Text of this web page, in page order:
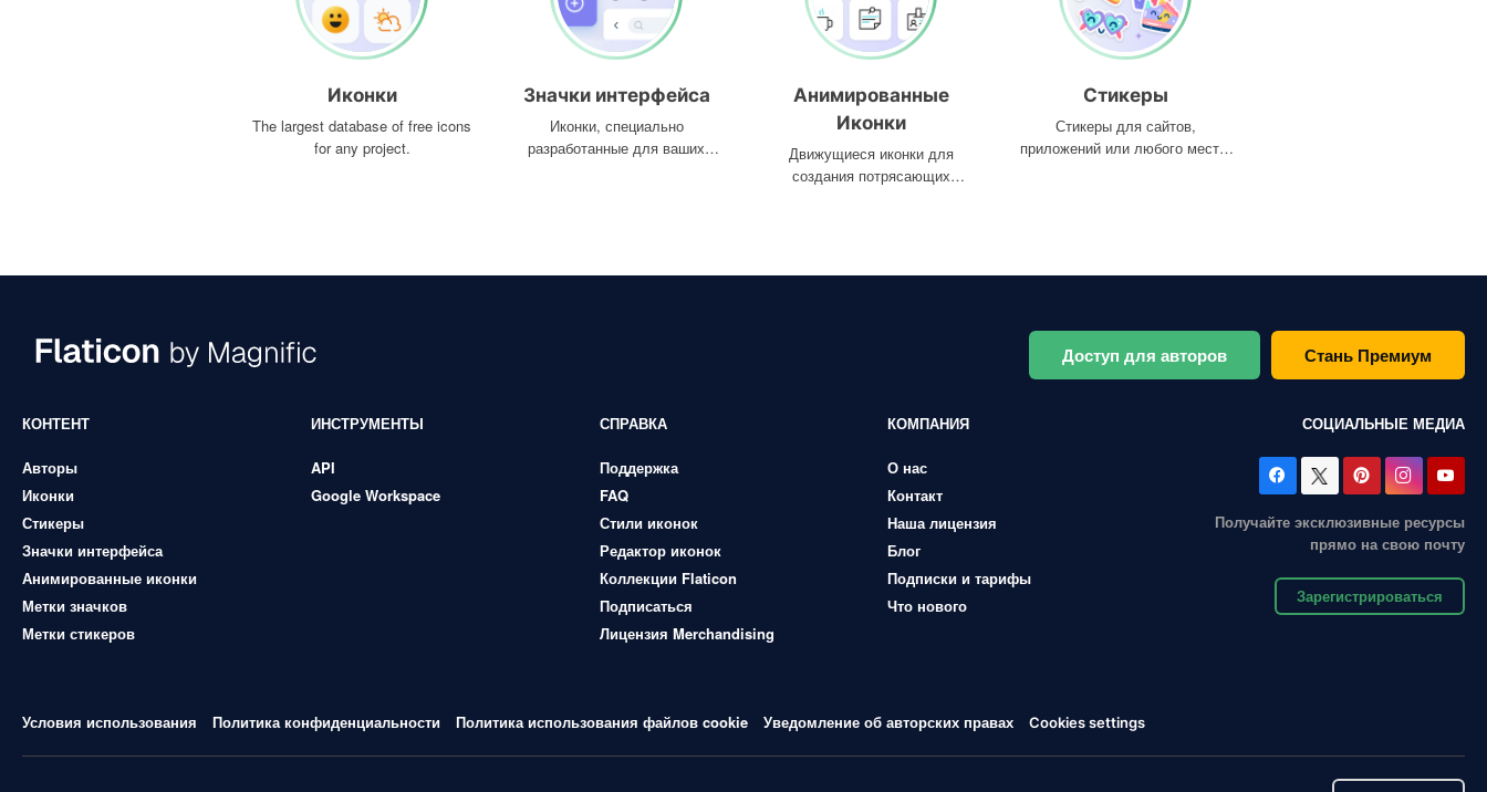
Иконки
The largest database of free icons
for any project.
Значки интерфейса
Иконки, специально
разработанные для ваших
Анимированные
Иконки
Движущиеся иконки для
создания потрясающих
Стикеры
Стикеры для сайтов,
приложений или любого места,
Доступ для авторов Стань Премиум
КОНТЕНТ
Авторы
Иконки
Стикеры
Значки интерфейса
Анимированные иконки
Метки значков
Метки стикеров
ИНСТРУМЕНТЫ
API
Google Workspace
СПРАВКА
Поддержка
FAQ
Стили иконок
Редактор иконок
Коллекции Flaticon
Подписаться
Лицензия Merchandising
КОМПАНИЯ
О нас
Контакт
Наша лицензия
Блог
Подписки и тарифы
Что нового
СОЦИАЛЬНЫЕ МЕДИА
Получайте эксклюзивные ресурсы
прямо на свою почту
Зарегистрироваться
Условия использования Политика конфиденциальности Политика использования файлов cookie Уведомление об авторских правах Cookies settings